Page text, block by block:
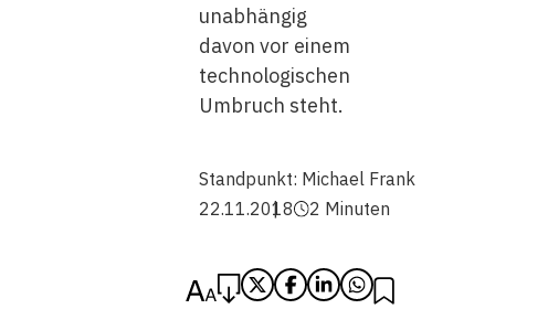
unabhängig
davon vor einem
technologischen
Umbruch steht.
Standpunkt: Michael Frank
22.11.2018
2 Minuten